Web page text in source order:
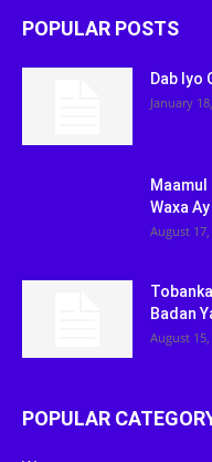
POPULAR POSTS
Dab Iyo
January
Waxa
August 17,
Badan
August 15,
POPULAR